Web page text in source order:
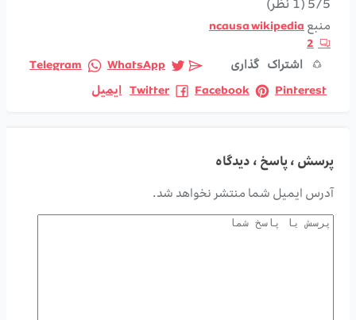
5/5(1 نظر)
منبع ncausawikipedia
2
اشتراک گذاری
Telegram
WhatsApp
Twitter
Facebook Pinterest ایمیل
پرسش ، پاسخ ، دیدگاه
آدرس ایمیل شما منتشر نخواهد شد.